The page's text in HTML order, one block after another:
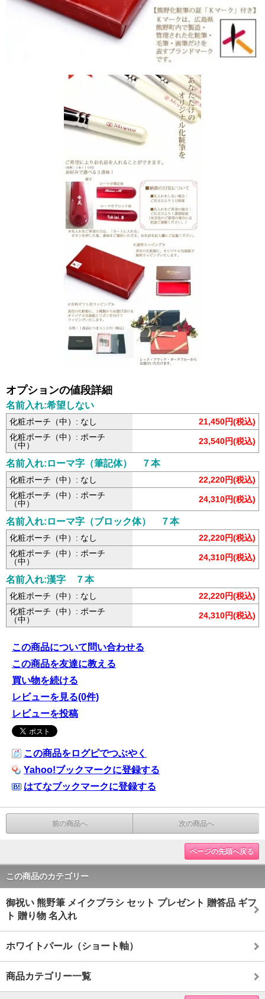
オプションの値段詳細
名前入れ:希望しない
化粧ポーチ（中）: なし
21,450円(税込)
化粧ポーチ（中）: ポーチ
（中）
23,540円(税込)
名前入れ:ローマ字（筆記体） ７本
化粧ポーチ（中）: なし
22,220円(税込)
化粧ポーチ（中）: ポーチ
（中）
24,310円(税込)
名前入れ:ローマ字（ブロック体） ７本
化粧ポーチ（中）: なし
22,220円(税込)
化粧ポーチ（中）: ポーチ
（中）
24,310円(税込)
名前入れ:漢字 ７本
化粧ポーチ（中）: なし
22,220円(税込)
化粧ポーチ（中）: ポーチ
（中）
24,310円(税込)
この商品について問い合わせる
この商品を友達に教える
買い物を続ける
レビューを見る(0件)
レビューを投稿
この商品をログピでつぶやく
Yahoo!ブックマークに登録する
はてなブックマークに登録する
前の商品へ 次の商品へ
ページの先頭へ戻る
この商品のカテゴリー
御祝い 熊野筆 メイクブラシ セット プレゼント 贈答品 ギフ
ト 贈り物 名入れ
ホワイトパール（ショート軸）
商品カテゴリー一覧